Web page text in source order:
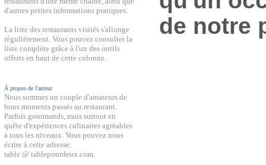
d'autres petites informations pratiques.
La liste des restaurants visités s'allonge
régulièrement. Vous pouvez consulter la
liste complète grâce à l'un des outils
offerts en haut de cette colonne.
À propos de l'auteur
Nous sommes un couple d'amateurs de
bons moments passés au restaurant.
Parfois gourmands, mais surtout en
quête d'expériences culinaires agréables
à tous les niveaux. Vous pouvez nous
écrire à cette adresse:
table @ tablepourdeux.com.
de notre